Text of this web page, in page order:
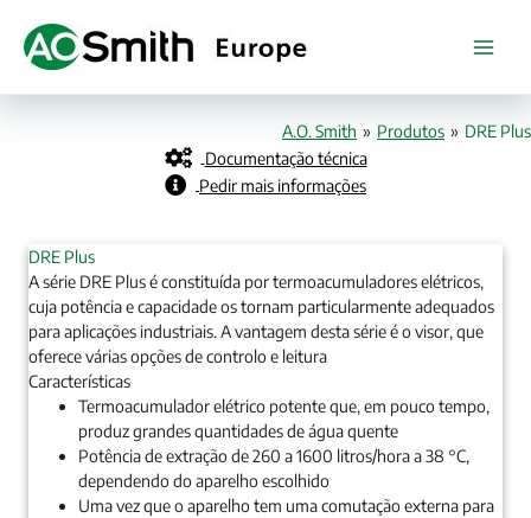
content
A.O. Smith » Produtos » DRE Plus
Documentação técnica
Pedir mais informações
DRE Plus
A série DRE Plus é constituída por termoacumuladores elétricos,
cuja potência e capacidade os tornam particularmente adequados
para aplicações industriais. A vantagem desta série é o visor, que
oferece várias opções de controlo e leitura
Características
Termoacumulador elétrico potente que, em pouco tempo,
produz grandes quantidades de água quente
Potência de extração de 260 a 1600 litros/hora a 38 °C,
dependendo do aparelho escolhido
Uma vez que o aparelho tem uma comutação externa para